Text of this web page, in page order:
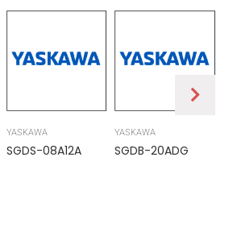
YASKAWA
SGDS-08A12A
YASKAWA
SGDB-20ADG